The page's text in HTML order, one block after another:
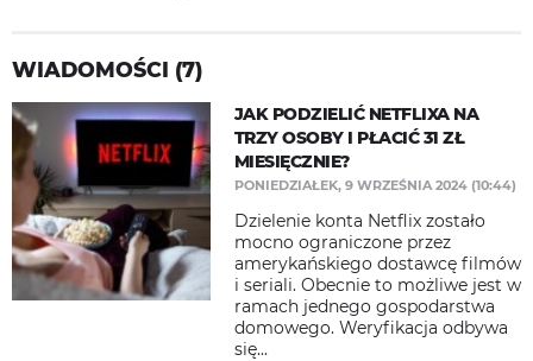
WIADOMOŚCI (7)
JAK PODZIELIĆ NETFLIXA NA
TRZY OSOBY I PŁACIĆ 31 ZŁ
MIESIĘCZNIE?
PONIEDZIAŁEK, 9 WRZEŚNIA 2024 (10:44)
Dzielenie konta Netflix zostało
mocno ograniczone przez
amerykańskiego dostawcę filmów
i seriali. Obecnie to możliwe jest w
ramach jednego gospodarstwa
domowego. Weryfikacja odbywa
się...